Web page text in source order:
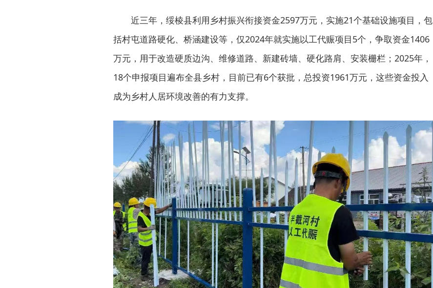
近三年，绥棱县利用乡村振兴衔接资金2597万元，实施21个基础设施项目，包
括村屯道路硬化、桥涵建设等，仅2024年就实施以工代赈项目5个，争取资金1406
万元，用于改造硬质边沟、维修道路、新建砖墙、硬化路肩、安装栅栏；2025年，
18个申报项目遍布全县乡村，目前已有6个获批，总投资1961万元，这些资金投入
成为乡村人居环境改善的有力支撑。